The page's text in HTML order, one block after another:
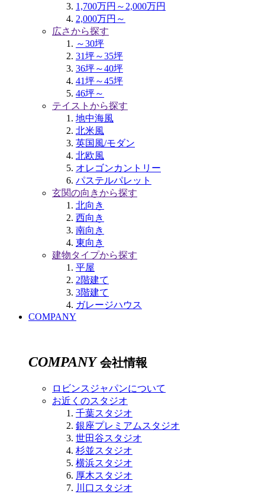
1,700万円～2,000万円
2,000万円～
広さから探す
～30坪
31坪～35坪
36坪～40坪
41坪～45坪
46坪～
テイストから探す
地中海風
北米風
英国風/モダン
北欧風
オレゴンカントリー
パステルパレット
玄関の向きから探す
北向き
西向き
南向き
東向き
建物タイプから探す
平屋
2階建て
3階建て
ガレージハウス
COMPANY
COMPANY 会社情報
ロビンスジャパンについて
お近くのスタジオ
千葉スタジオ
銀座プレミアムスタジオ
世田谷スタジオ
杉並スタジオ
横浜スタジオ
厚木スタジオ
川口スタジオ